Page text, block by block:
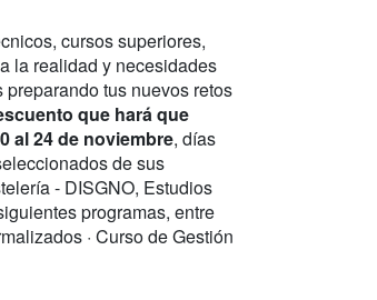
cursos superiores,
la realidad y necesidades
tus nuevos retos
que hará que
al 24 de noviembre, días
de sus
- DISGNO, Estudios
programas, entre
· Curso de Gestión